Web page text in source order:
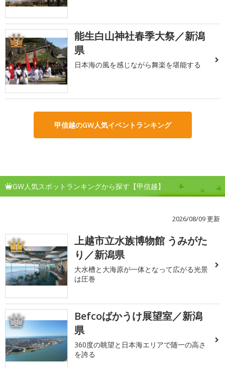
3
能生白山神社春季大祭／新潟
県
日本海の風を感じながら舞楽を堪能する
甲信越のGW人気イベントランキング
GW人気スポットランキングから探す【甲信越】
2026/08/09 更新
1
上越市立水族博物館 うみがた
り／新潟県
大水槽と大海原が一体となって広がる光景
は圧巻
2
Befcoばかうけ展望室／新潟
県
360度の眺望と日本海エリアで随一の高さ
を誇る